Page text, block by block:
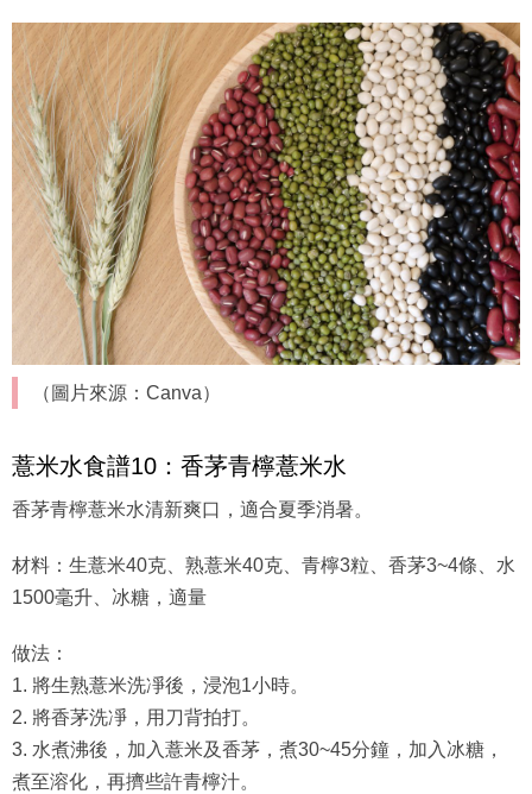
（圖片來源：Canva）
薏米水食譜10：香茅青檸薏米水
香茅青檸薏米水清新爽口，適合夏季消暑。
材料：生薏米40克、熟薏米40克、青檸3粒、香茅3~4條、水
1500毫升、冰糖，適量
做法：
1. 將生熟薏米洗凈後，浸泡1小時。
2. 將香茅洗凈，用刀背拍打。
3. 水煮沸後，加入薏米及香茅，煮30~45分鐘，加入冰糖，
煮至溶化，再擠些許青檸汁。